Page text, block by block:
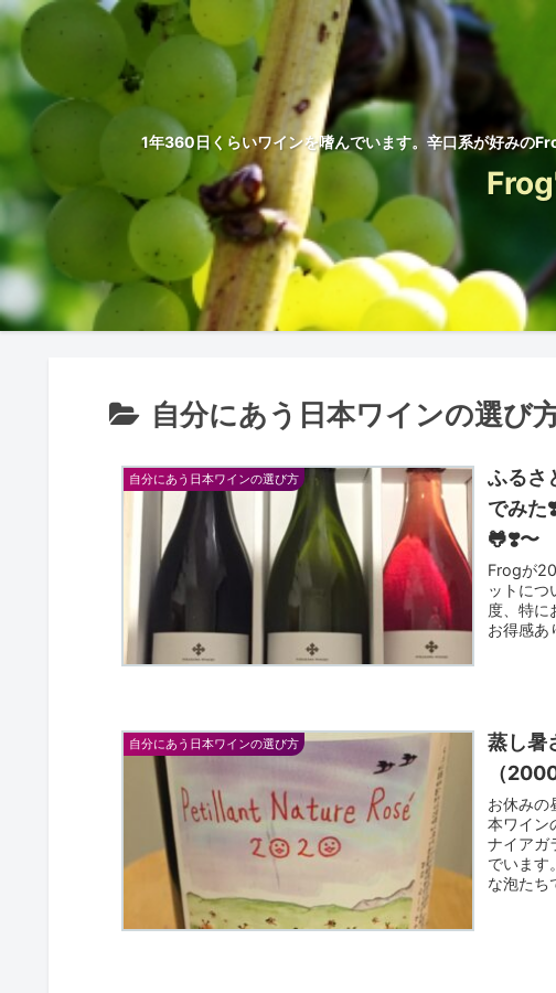
1年360日くらいワインを嗜んでいます。辛口系が好みの
自分にあう日本ワインの選び
自分にあう日本ワインの選び方
ふるさ
でみた
🐸❣️〜
Frogが
ットにつ
度、特に
お得感あ
自分にあう日本ワインの選び方
蒸し暑
（
お休みの
本ワイン
ナイアガ
でいます
な泡たち